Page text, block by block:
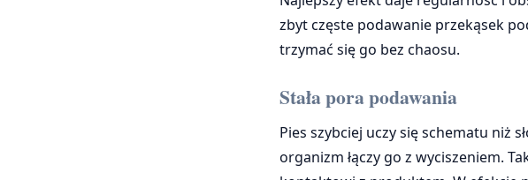
zbyt częste podawanie przekąsek
trzymać się go bez chaosu.
Stała pora podawania
Pies szybciej uczy się schematu niż
organizm łączy go z wyciszeniem.